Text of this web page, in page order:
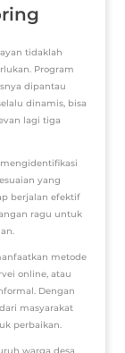
tidaklah
Program
dipantau
dinamis, bisa
lagi tiga
yang
berjalan efektif
ragu untuk
metode
online, atau
Dengan
masyarakat
perbaikan.
warga desa